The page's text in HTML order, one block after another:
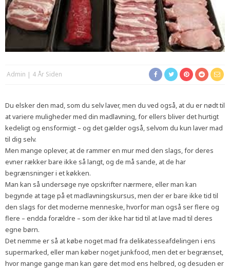
Admin 4 År Siden
Du elsker den mad, som du selv laver, men du ved også, at du er nødt til
at variere muligheder med din madlavning, for ellers bliver det hurtigt
kedeligt og ensformigt – og det gælder også, selvom du kun laver mad
til dig selv.
Men mange oplever, at de rammer en mur med den slags, for deres
evner rækker bare ikke så langt, og de må sande, at de har
begrænsninger i et køkken.
Man kan så undersøge nye opskrifter nærmere, eller man kan
begynde at tage på et madlavningskursus, men der er bare ikke tid til
den slags for det moderne menneske, hvorfor man også ser flere og
flere – endda forældre – som der ikke har tid til at lave mad til deres
egne børn.
Det nemme er så at købe noget mad fra delikatesseafdelingen i ens
supermarked, eller man køber noget junkfood, men det er begrænset,
hvor mange gange man kan gøre det mod ens helbred, og desuden er